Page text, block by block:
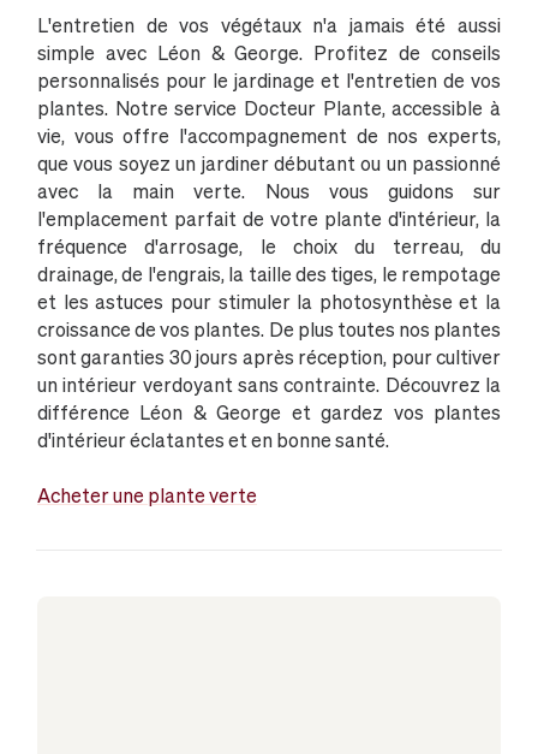
L'entretien de vos végétaux n'a jamais été aussi
simple avec Léon & George. Profitez de conseils
personnalisés pour le jardinage et l'entretien de vos
plantes. Notre service Docteur Plante, accessible à
vie, vous offre l'accompagnement de nos experts,
que vous soyez un jardiner débutant ou un passionné
avec la main verte. Nous vous guidons sur
l'emplacement parfait de votre plante d'intérieur, la
fréquence d'arrosage, le choix du terreau, du
drainage, de l'engrais, la taille des tiges, le rempotage
et les astuces pour stimuler la photosynthèse et la
croissance de vos plantes. De plus toutes nos plantes
sont garanties 30 jours après réception, pour cultiver
un intérieur verdoyant sans contrainte. Découvrez la
différence Léon & George et gardez vos plantes
d'intérieur éclatantes et en bonne santé.
Acheter une plante verte